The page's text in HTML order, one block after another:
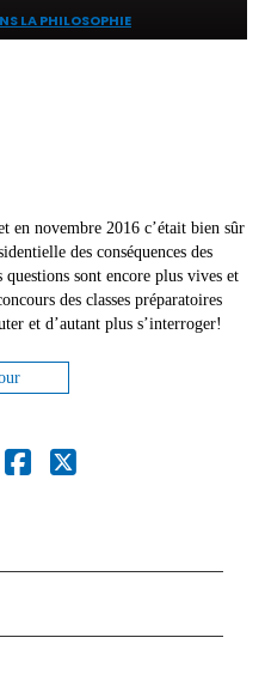
LA PHILOSOPHIE
en novembre 2016 c’était bien sûr
des conséquences des
questions sont encore plus vives et
des classes préparatoires
et d’autant plus s’interroger!